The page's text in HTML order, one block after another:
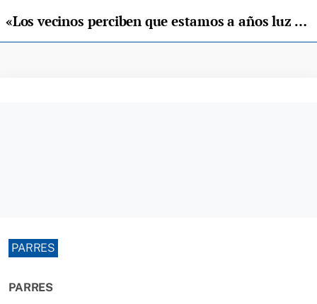
«Los vecinos perciben que estamos a años luz de otros concejos, como Cangas, por poner un ejemplo»
PARRES
PARRES